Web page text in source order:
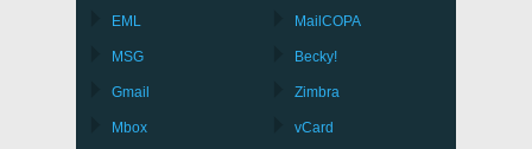
EML
MSG
Gmail
Mbox
MailCOPA
Becky!
Zimbra
vCard